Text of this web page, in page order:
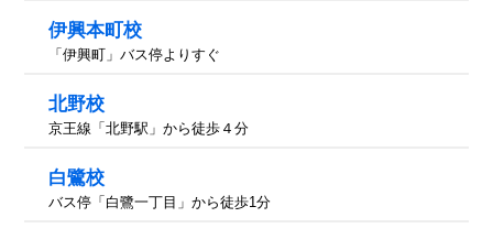
伊興本町校
「伊興町」バス停よりすぐ
北野校
京王線「北野駅」から徒歩４分
白鷺校
バス停「白鷺一丁目」から徒歩1分